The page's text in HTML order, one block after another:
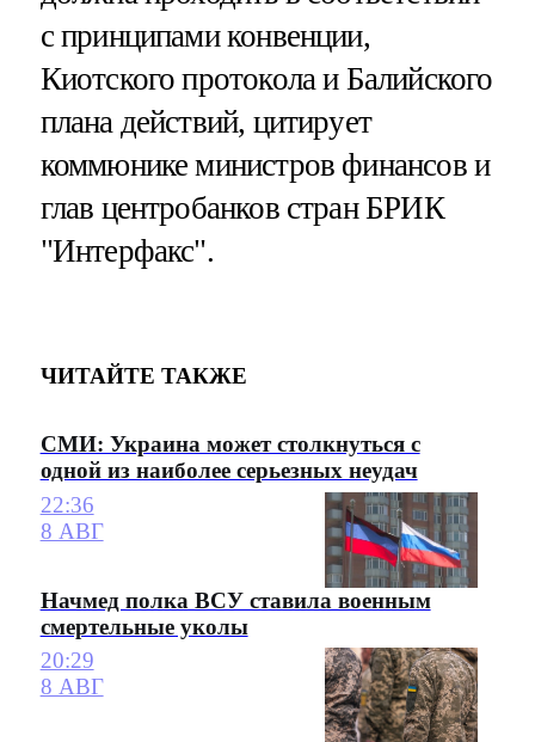
с принципами конвенции,
Киотского протокола и Балийского
плана действий, цитирует
коммюнике министров финансов и
глав центробанков стран БРИК
"Интерфакс".
ЧИТАЙТЕ ТАКЖЕ
СМИ: Украина может столкнуться с
одной из наиболее серьезных неудач
22:36
8 АВГ
Начмед полка ВСУ ставила военным
смертельные уколы
20:29
8 АВГ